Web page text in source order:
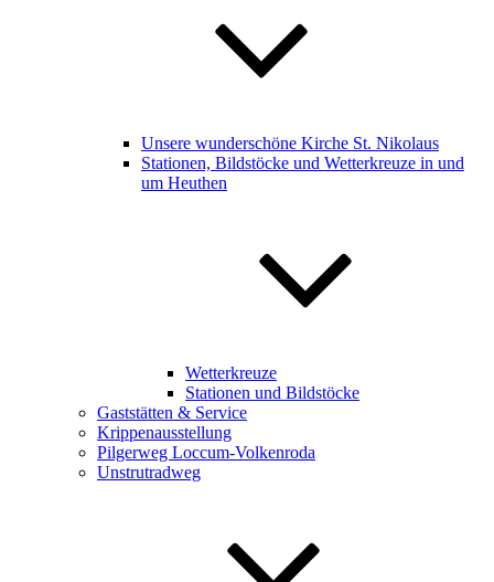
Unsere wunderschöne Kirche St. Nikolaus
Stationen, Bildstöcke und Wetterkreuze in und
um Heuthen
Wetterkreuze
Stationen und Bildstöcke
Gaststätten & Service
Krippenausstellung
Pilgerweg Loccum-Volkenroda
Unstrutradweg